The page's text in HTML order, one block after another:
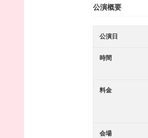
公演概要
公演日
時間
料金
会場